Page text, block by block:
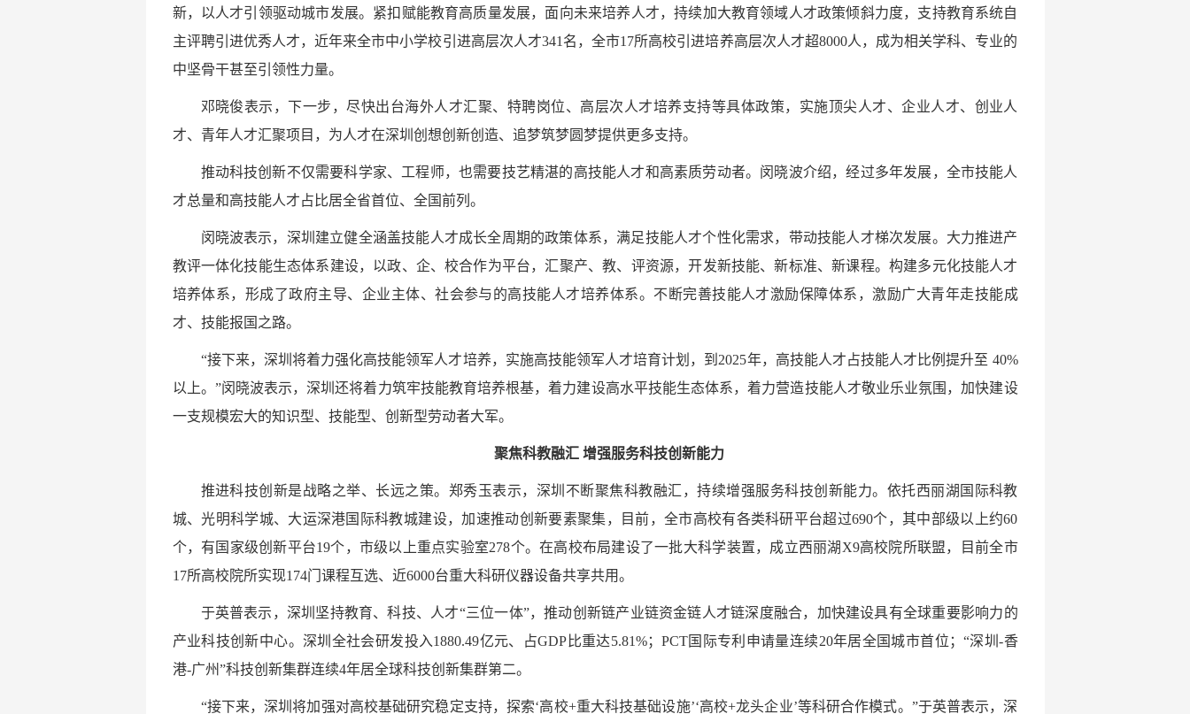
新，以人才引领驱动城市发展。紧扣赋能教育高质量发展，面向未来培养人才，持续加大教育领域人才政策倾斜力度，支持教育系统自
主评聘引进优秀人才，近年来全市中小学校引进高层次人才341名，全市17所高校引进培养高层次人才超8000人，成为相关学科、专业的
中坚骨干甚至引领性力量。
邓晓俊表示，下一步，尽快出台海外人才汇聚、特聘岗位、高层次人才培养支持等具体政策，实施顶尖人才、企业人才、创业人
才、青年人才汇聚项目，为人才在深圳创想创新创造、追梦筑梦圆梦提供更多支持。
推动科技创新不仅需要科学家、工程师，也需要技艺精湛的高技能人才和高素质劳动者。闵晓波介绍，经过多年发展，全市技能人
才总量和高技能人才占比居全省首位、全国前列。
闵晓波表示，深圳建立健全涵盖技能人才成长全周期的政策体系，满足技能人才个性化需求，带动技能人才梯次发展。大力推进产
教评一体化技能生态体系建设，以政、企、校合作为平台，汇聚产、教、评资源，开发新技能、新标准、新课程。构建多元化技能人才
培养体系，形成了政府主导、企业主体、社会参与的高技能人才培养体系。不断完善技能人才激励保障体系，激励广大青年走技能成
才、技能报国之路。
“接下来，深圳将着力强化高技能领军人才培养，实施高技能领军人才培育计划，到2025年，高技能人才占技能人才比例提升至 40%
以上。”闵晓波表示，深圳还将着力筑牢技能教育培养根基，着力建设高水平技能生态体系，着力营造技能人才敬业乐业氛围，加快建设
一支规模宏大的知识型、技能型、创新型劳动者大军。
聚焦科教融汇 增强服务科技创新能力
推进科技创新是战略之举、长远之策。郑秀玉表示，深圳不断聚焦科教融汇，持续增强服务科技创新能力。依托西丽湖国际科教
城、光明科学城、大运深港国际科教城建设，加速推动创新要素聚集，目前，全市高校有各类科研平台超过690个，其中部级以上约60
个，有国家级创新平台19个，市级以上重点实验室278个。在高校布局建设了一批大科学装置，成立西丽湖X9高校院所联盟，目前全市
17所高校院所实现174门课程互选、近6000台重大科研仪器设备共享共用。
于英普表示，深圳坚持教育、科技、人才“三位一体”，推动创新链产业链资金链人才链深度融合，加快建设具有全球重要影响力的
产业科技创新中心。深圳全社会研发投入1880.49亿元、占GDP比重达5.81%；PCT国际专利申请量连续20年居全国城市首位；“深圳-香
港-广州”科技创新集群连续4年居全球科技创新集群第二。
“接下来，深圳将加强对高校基础研究稳定支持，探索‘高校+重大科技基础设施’‘高校+龙头企业’等科研合作模式。”于英普表示，深